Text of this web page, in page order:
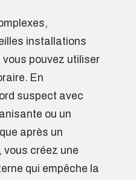
installations
pouvez utiliser
En
suspect avec
ou un
après un
vous créez une
qui empêche la